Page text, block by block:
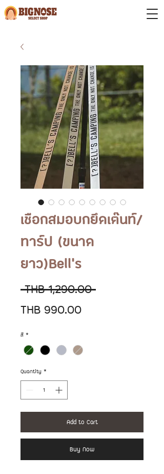
เชือกสมอบกยึดเต๊นท์/
ทาร์ป (ขนาด
ยาว)Bell's
THB 1,290.00 Regular
THB 990.00Sale
สี *
Quantity *
Add to Cart
Buy Now